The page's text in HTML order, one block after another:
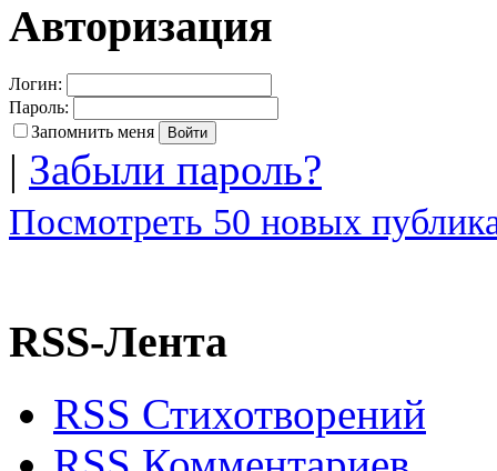
Авторизация
Логин:
Пароль:
Запомнить меня
| Забыли пароль?
Посмотреть 50 новых
RSS-Лента
RSS Стихотворений